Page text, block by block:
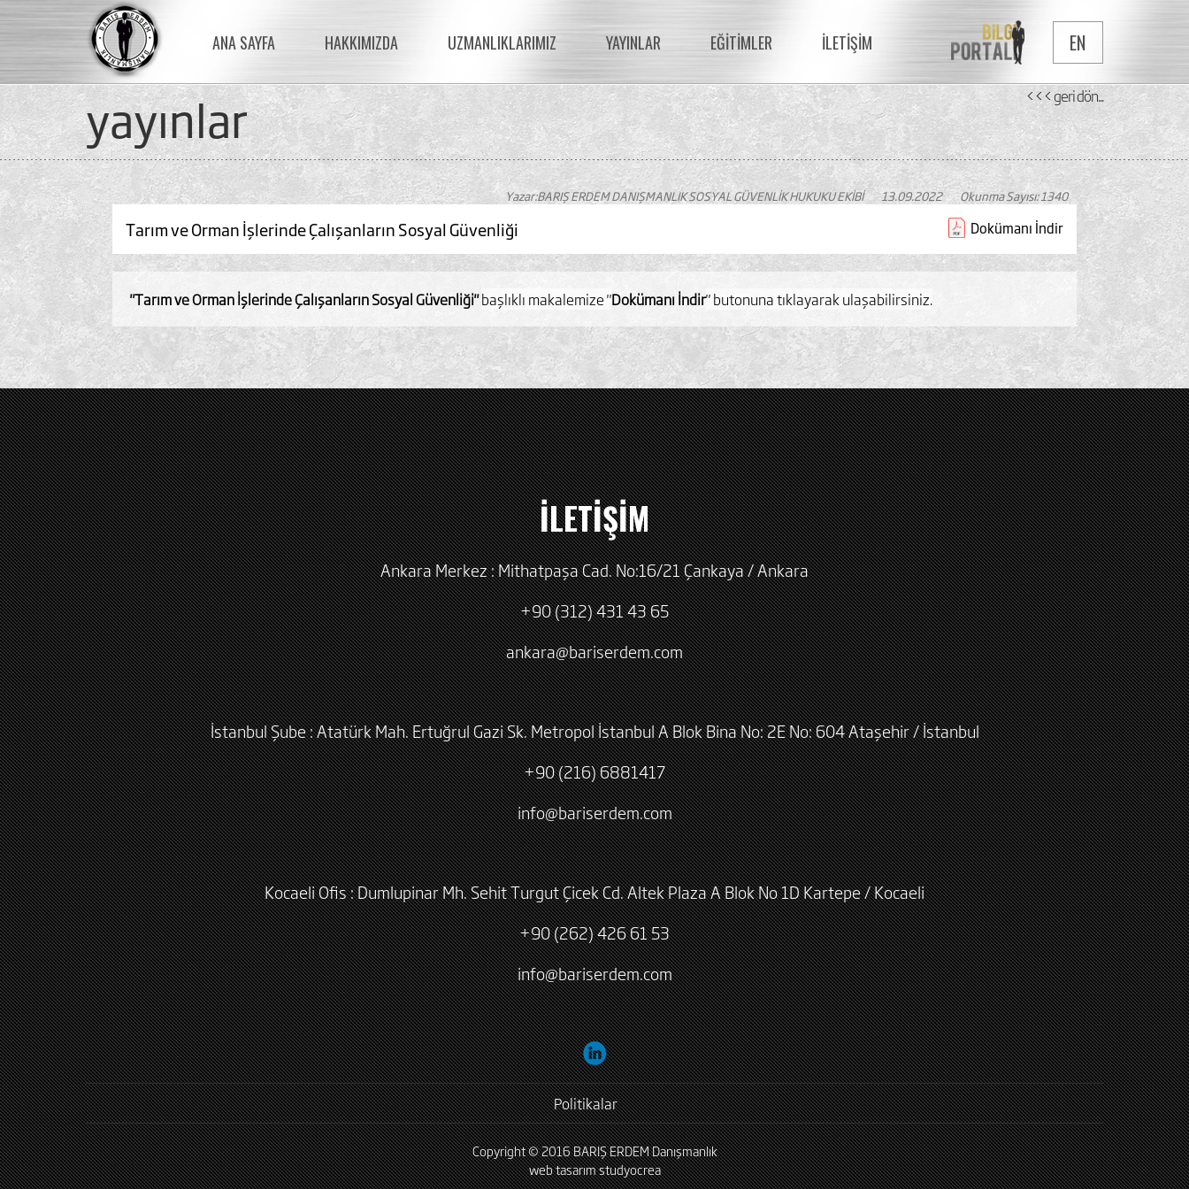
ANA SAYFA HAKKIMIZDA UZMANLIKLARIMIZ YAYINLAR EĞİTİMLER İLETİŞİM EN
yayinlar <<< geri dön...
Okunma Sayısı: 1340
13.09.2022
Yazar:BARIŞ ERDEM DANIŞMANLIK SOSYAL GÜVENLİK HUKUKU EKİBİ
Tarım ve Orman İşlerinde Çalışanların Sosyal Güvenliği Dokümanı İndir
"Tarım ve Orman İşlerinde Çalışanların Sosyal Güvenliği"başlıklı makalemize "Dokümanı İndir" butonuna tıklayarak ulaşabilirsiniz.
İLETİŞİM
Ankara Merkez : Mithatpaşa Cad. No:16/21 Çankaya / Ankara
+90 (312) 431 43 65
ankara@bariserdem.com
İstanbul Şube : Atatürk Mah. Ertuğrul Gazi Sk. Metropol İstanbul A Blok Bina No: 2E No: 604 Ataşehir / İstanbul
+90 (216) 6881417
info@bariserdem.com
Kocaeli Ofis : Dumlupinar Mh. Sehit Turgut Çicek Cd. Altek Plaza A Blok No 1D Kartepe / Kocaeli
+90 (262) 426 61 53
info@bariserdem.com
Politikalar
Copyright © 2016 BARIŞ ERDEM Danışmanlık
web tasarımstudyocrea